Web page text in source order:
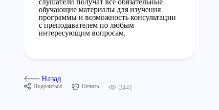
слушатели получат все обязательные
обучающие материалы для изучения
программы и возможность консультации
с преподавателем по любым
интересующим вопросам.
Назад
Поделиться Печать 2441